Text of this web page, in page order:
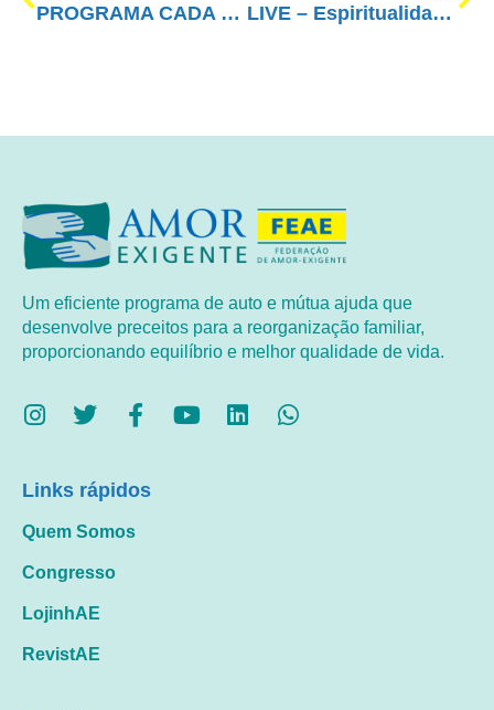
PROGRAMA CADA VEZ MELHOR COM AMOR-EXIGENTE – 17/08/2020 LIVE – Espiritualidade Pluralista: Respeito, Interesse e Enriquecimento
Um eficiente programa de auto e mútua ajuda que
desenvolve preceitos para a reorganização familiar,
proporcionando equilíbrio e melhor qualidade de vida.
Links rápidos
Quem Somos
Congresso
LojinhAE
RevistAE